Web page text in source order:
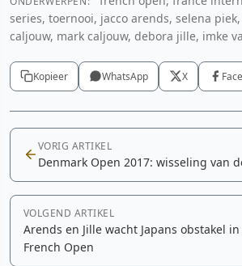
series, toernooi, jacco arends, selena
caljouw, mark caljouw, debora jille, imke
Kopieer WhatsApp X
VORIG ARTIKEL
Denmark Open 2017: wisseling van
VOLGEND ARTIKEL
Arends en Jille wacht Japans obstakel
French Open